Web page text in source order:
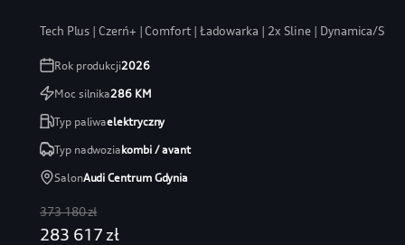
Tech Plus | Czerń+ | Comfort | Ładowarka | 2x Sline | Dynamica/
Rok produkcji2026
Moc silnika286KM
Typ paliwaelektryczny
Typ nadwoziakombi / avant
SalonAudi Centrum Gdynia
373 180 zł
283 617 zł